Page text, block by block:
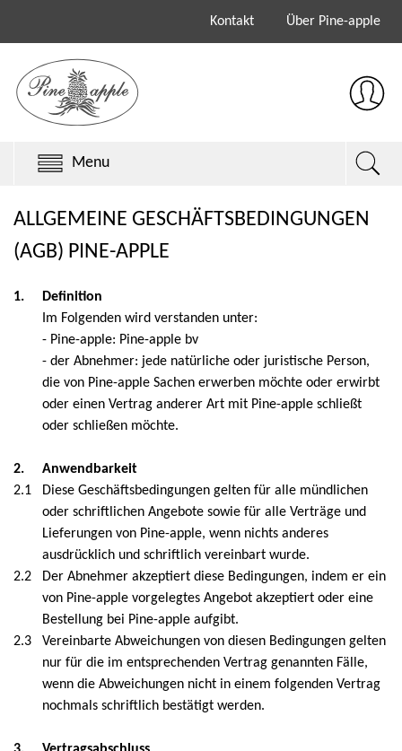
Kontakt Über Pine-apple
Menu
Chillys Originals
Chillys Series 3
Chillys Series 2
Sale
Keith Brymer Jones
Elite
Ihr
Savor & Sens
Aspen Mulling Spices
Dock & Bay
Emma Bridgewater Licensed
Sara Miller
ALLGEMEINE GESCHÄFTSBEDINGUNGEN
(AGB) PINE-APPLE
1.
Definition
Im Folgenden wird verstanden unter:
- Pine-apple: Pine-apple bv
- der Abnehmer: jede natürliche oder juristische Person,
die von Pine-apple Sachen erwerben möchte oder erwirbt
oder einen Vertrag anderer Art mit Pine-apple schließt
oder schließen möchte.
2.
Anwendbarkeit
2.1
Diese Geschäftsbedingungen gelten für alle mündlichen
oder schriftlichen Angebote sowie für alle Verträge und
Lieferungen von Pine-apple, wenn nichts anderes
ausdrücklich und schriftlich vereinbart wurde.
2.2
Der Abnehmer akzeptiert diese Bedingungen, indem er ein
von Pine-apple vorgelegtes Angebot akzeptiert oder eine
Bestellung bei Pine-apple aufgibt.
2.3
Vereinbarte Abweichungen von diesen Bedingungen gelten
nur für die im entsprechenden Vertrag genannten Fälle,
wenn die Abweichungen nicht in einem folgenden Vertrag
nochmals schriftlich bestätigt werden.